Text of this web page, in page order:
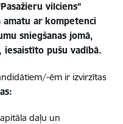
vilciens”
amatu ar kompetenci
sniegšanas jomā,
iesaistīto pušu vadībā.
ēm ir izvirzītas
daļu un